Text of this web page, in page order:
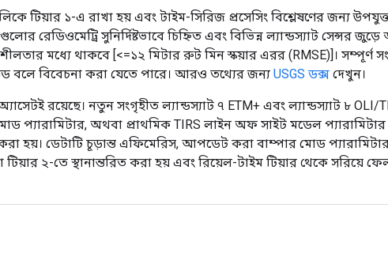
টিয়ার ১-এ রাখা হয় এবং টাইম-সিরিজ প্রসেসিং বিশ্লেষণের জন্য
রেডিওমেট্রি সুনির্দিষ্টভাবে চিহ্নিত এবং বিভিন্ন ল্যান্ডস্যাট সেন্সর
মধ্যে থাকবে [<=১২ মিটার রুট মিন স্কয়ার এরর (RMSE)]। সম্পূর্ণ
বলে বিবেচনা করা যেতে পারে। আরও তথ্যের জন্য USGS ডক্স দেখুন।
রয়েছে। নতুন সংগৃহীত ল্যান্ডস্যাট ৭ ETM+ এবং ল্যান্ডস্যাট ৮
প্যারামিটার, অথবা প্রাথমিক TIRS লাইন অফ সাইট মডেল প্যারামিটার
হয়। ডেটাটি চূড়ান্ত এফিমেরিস, আপডেট করা বাম্পার মোড প্যারামিটার
২-তে স্থানান্তরিত করা হয় এবং রিয়েল-টাইম টিয়ার থেকে সরিয়ে